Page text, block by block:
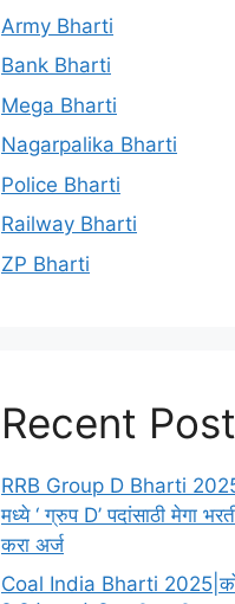
Army Bharti
Bank Bharti
Mega Bharti
Nagarpalika Bharti
Police Bharti
Railway Bharti
ZP Bharti
Recent
RRB Group D Bharti
मध्ये ‘ ग्रुप D’ पदांसाठी मेगा
करा अर्ज
Coal India Bharti